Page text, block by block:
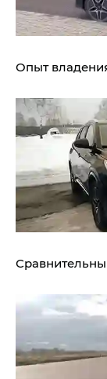
Опыт